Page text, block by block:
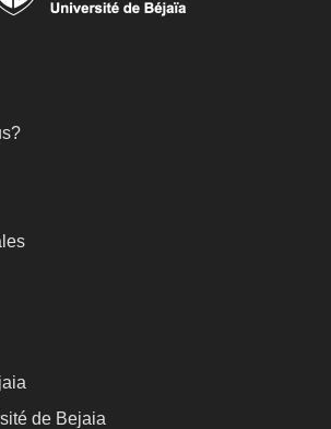
de Bejaia